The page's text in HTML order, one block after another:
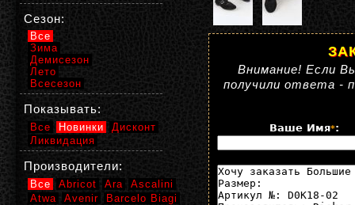
Внимание! Если
получили ответа -
Ваше Имя*:
Сезон:
Все
Зима
Демисезон
Лето
Всесезон
Показывать:
Все Новинки
Дисконт
Ликвидация
Производители:
Все Abricot Ara
Ascalini
Atwa
Avenir
Barcelo Biagi